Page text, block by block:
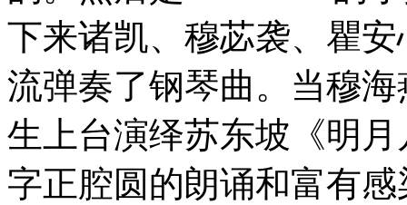
下来诸凯、穆苾袭、瞿
流弹奏了钢琴曲。当穆
生上台演绎苏东坡《明
字正腔圆的朗诵和富有